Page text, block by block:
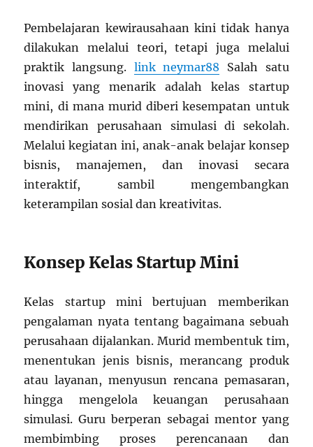
Pembelajaran kewirausahaan kini tidak hanya
dilakukan melalui teori, tetapi juga melalui
praktik langsung. link neymar88 Salah satu
inovasi yang menarik adalah kelas startup
mini, di mana murid diberi kesempatan untuk
mendirikan perusahaan simulasi di sekolah.
Melalui kegiatan ini, anak-anak belajar konsep
bisnis, manajemen, dan inovasi secara
interaktif, sambil mengembangkan
keterampilan sosial dan kreativitas.
Konsep Kelas Startup Mini
Kelas startup mini bertujuan memberikan
pengalaman nyata tentang bagaimana sebuah
perusahaan dijalankan. Murid membentuk tim,
menentukan jenis bisnis, merancang produk
atau layanan, menyusun rencana pemasaran,
hingga mengelola keuangan perusahaan
simulasi. Guru berperan sebagai mentor yang
membimbing proses perencanaan dan